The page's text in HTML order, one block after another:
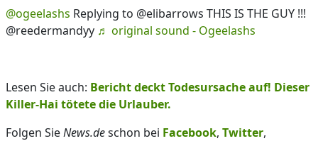
@ogeelashs Replying to @elibarrows THIS IS THE GUY !!!
@reedermandyy ♬ original sound - Ogeelashs
Lesen Sie auch: Bericht deckt Todesursache auf! Dieser
Killer-Hai tötete die Urlauber.
Folgen SieNews.deschon bei Facebook, Twitter,